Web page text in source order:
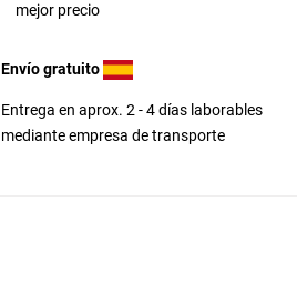
mejor precio
Envío gratuito
Entrega en aprox. 2 - 4 días laborables
mediante empresa de transporte